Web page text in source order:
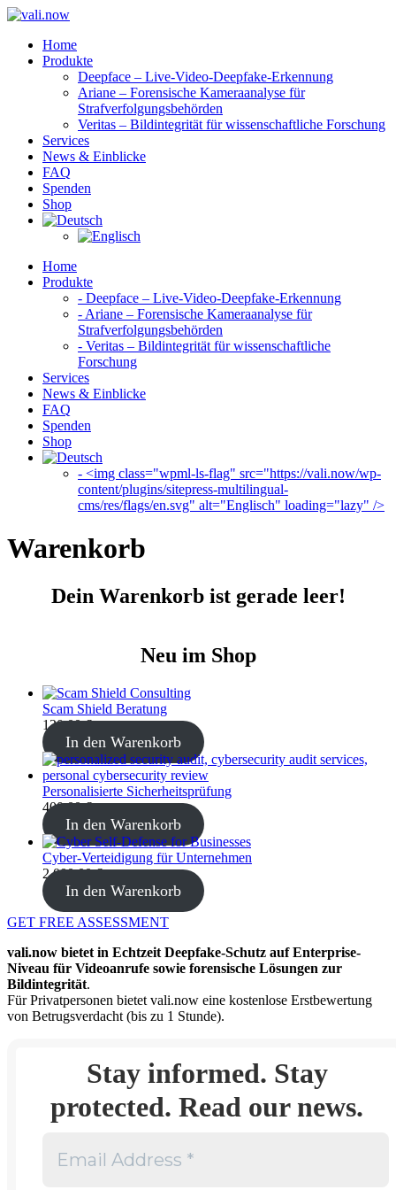
Home
Produkte
Deepface – Live-Video-Deepfake-Erkennung
Ariane – Forensische Kameraanalyse für
Strafverfolgungsbehörden
Veritas – Bildintegrität für wissenschaftliche Forschung
Services
News & Einblicke
FAQ
Spenden
Shop
Home
Produkte
- Deepface – Live-Video-Deepfake-Erkennung
- Ariane – Forensische Kameraanalyse für
Strafverfolgungsbehörden
- Veritas – Bildintegrität für wissenschaftliche
Forschung
Services
News & Einblicke
FAQ
Spenden
Shop
- <img class="wpml-ls-flag" src="https://vali.now/wp-
content/plugins/sitepress-multilingual-
cms/res/flags/en.svg" alt="Englisch" loading="lazy" />
Warenkorb
Dein Warenkorb ist gerade leer!
Neu im Shop
Scam Shield Beratung
120,00€
In den Warenkorb
Personalisierte Sicherheitsprüfung
400,00€
In den Warenkorb
Cyber-Verteidigung für Unternehmen
2.000,00€
In den Warenkorb
GET FREE ASSESSMENT
vali.now bietet in Echtzeit Deepfake-Schutz auf Enterprise-
Niveau für Videoanrufe sowie forensische Lösungen zur
Bildintegrität.
Für Privatpersonen bietet vali.now eine kostenlose Erstbewertung
von Betrugsverdacht (bis zu 1 Stunde).
Stay informed. Stay
protected. Read our news.